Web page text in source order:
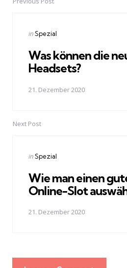
Post
Posted
inSpezial
Was können die
Headsets?
21. Dezember 2020
Next Post
Posted
inSpezial
Wie man einen
Online-Slot
21. Dezember 2020